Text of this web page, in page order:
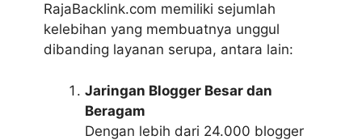
RajaBacklink.com memiliki sejumlah
kelebihan yang membuatnya unggul
dibanding layanan serupa, antara lain:
Jaringan Blogger Besar dan
Beragam
Dengan lebih dari 24.000 blogger